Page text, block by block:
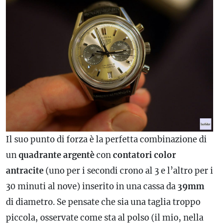
Il suo punto di forza è la perfetta combinazione di
unquadrante argentèconcontatori color
antracite (uno per i secondi crono al 3 e l’altro per i
30 minuti al nove) inserito in una cassa da 39mm
di diametro. Se pensate che sia una taglia troppo
piccola, osservate come sta al polso (il mio, nella